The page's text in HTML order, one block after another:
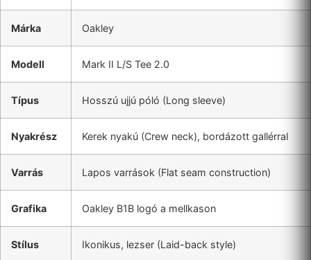
Márka Oakley
Modell Mark II L/S Tee 2.0
Típus Hosszú ujjú póló (Long sleeve)
Nyakrész Kerek nyakú (Crew neck), bordázott gallérral
Varrás Lapos varrások (Flat seam construction)
Grafika Oakley B1B logó a mellkason
Stílus Ikonikus, lezser (Laid-back style)